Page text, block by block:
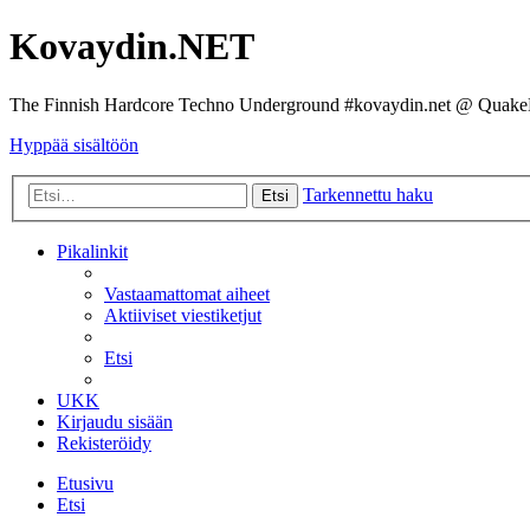
Kovaydin.NET
The Finnish Hardcore Techno Underground #kovaydin.net @
Hyppää sisältöön
Etsi Tarkennettu haku
Pikalinkit
Vastaamattomat aiheet
Aktiiviset viestiketjut
Etsi
UKK
Kirjaudu sisään
Rekisteröidy
Etusivu
Etsi